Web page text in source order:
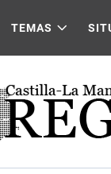
TEMAS